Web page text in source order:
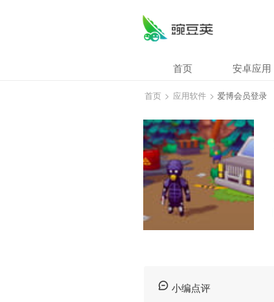
首页 安卓应用
首页 > 应用软件 > 爱博会员登录
小编点评